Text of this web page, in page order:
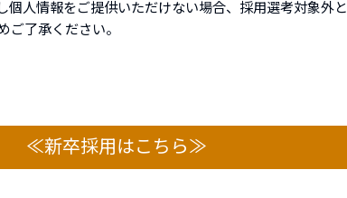
個人情報をご提供いただけない場合、採用選考対象外
ご了承ください。
≪新卒採用はこちら≫